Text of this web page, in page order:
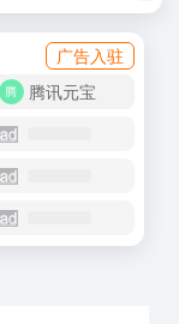
广告入驻
腾讯元宝